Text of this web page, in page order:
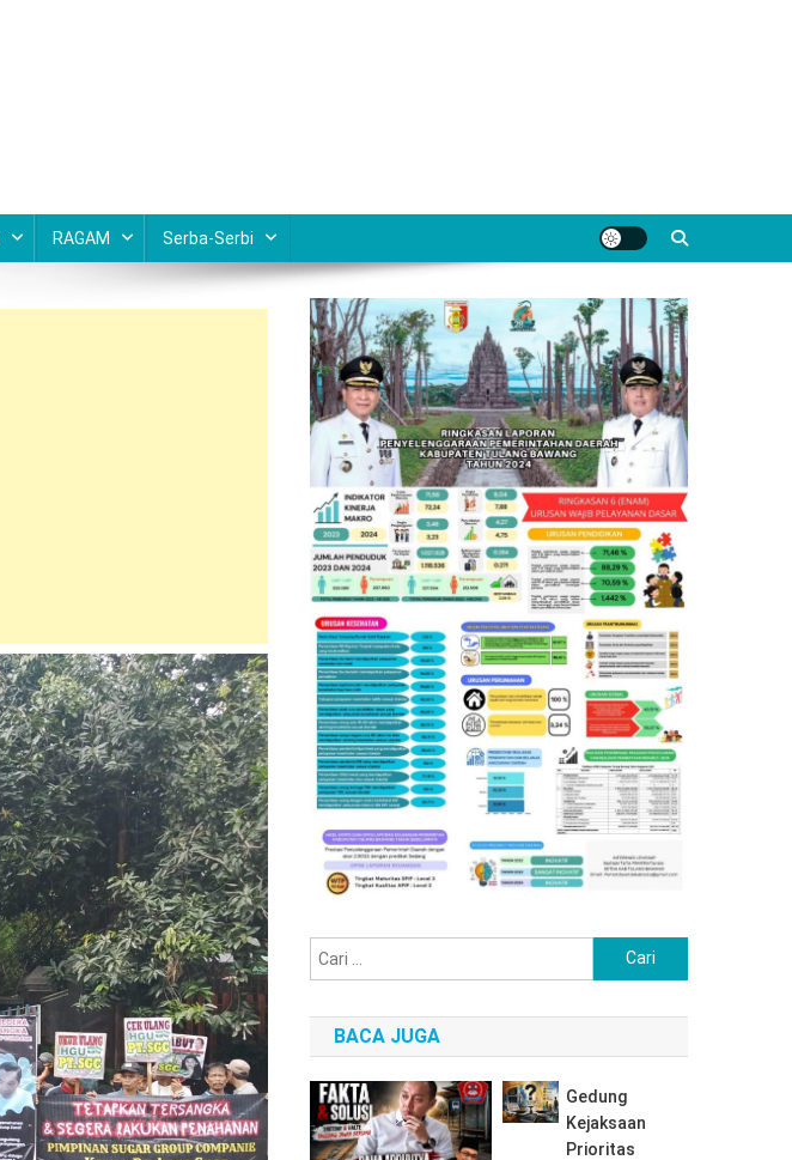
RAGAM Serba-Serbi
untuk:
BACA JUGA
Gedung
Kejaksaan
Prioritas